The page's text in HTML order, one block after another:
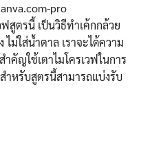
pro
สูตรนี้ เป็นวิธีทำเค้กกล้วย
ม่ใส่น้ำตาล เราจะได้ความ
คัญใช้เตาไมโครเวฟในการ
ำหรับสูตรนี้สามารถแบ่งรับ